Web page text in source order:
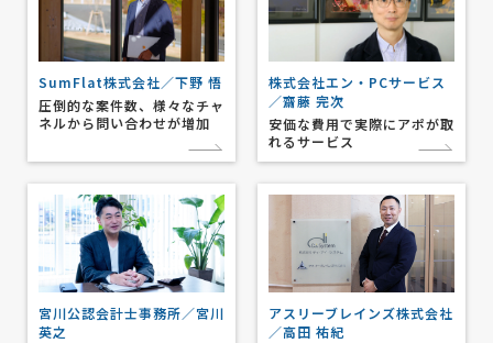
SumFlat株式会社／下野 悟
圧倒的な案件数、様々なチャ
ネルから問い合わせが増加
株式会社エン・PCサービス
／齋藤 完次
安価な費用で実際にアポが取
れるサービス
宮川公認会計士事務所／宮川
英之
アスリーブレインズ株式会社
／高田 祐紀